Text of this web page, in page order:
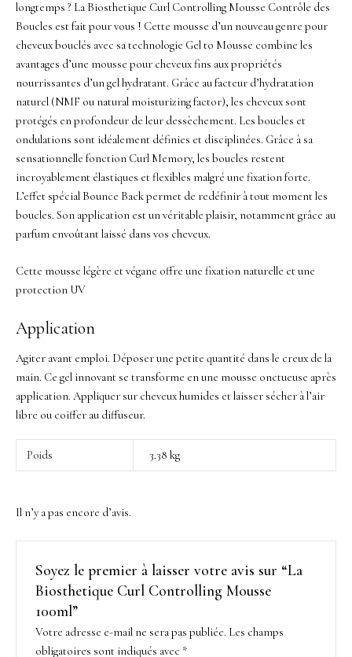
longtemps ? La Biosthetique Curl Controlling Mousse Contrôle des
Boucles est fait pour vous ! Cette mousse d’un nouveau genre pour
cheveux bouclés avec sa technologie Gel to Mousse combine les
avantages d’une mousse pour cheveux fins aux propriétés
nourrissantes d’un gel hydratant. Grâce au facteur d’hydratation
naturel (NMF ou natural moisturizing factor), les cheveux sont
protégés en profondeur de leur dessèchement. Les boucles et
ondulations sont idéalement définies et disciplinées. Grâce à sa
sensationnelle fonction Curl Memory, les boucles restent
incroyablement élastiques et flexibles malgré une fixation forte.
L’effet spécial Bounce Back permet de redéfinir à tout moment les
boucles. Son application est un véritable plaisir, notamment grâce au
parfum envoûtant laissé dans vos cheveux.
Cette mousse légère et végane offre une fixation naturelle et une
protection UV
Application
Agiter avant emploi. Déposer une petite quantité dans le creux de la
main. Ce gel innovant se transforme en une mousse onctueuse après
application. Appliquer sur cheveux humides et laisser sécher à l’air
libre ou coiffer au diffuseur.
Poids 3.38 kg
Il n’y a pas encore d’avis.
Soyez le premier à laisser votre avis sur “La
Biosthetique Curl Controlling Mousse
100ml”
Votre adresse e-mail ne sera pas publiée. Les champs
obligatoires sont indiqués avec *